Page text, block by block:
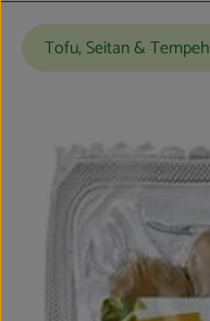
Tofu, Seitan & Tempeh